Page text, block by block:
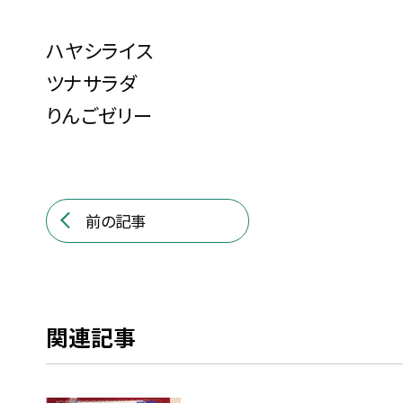
ハヤシライス
ツナサラダ
りんごゼリー
前の記事
関連記事